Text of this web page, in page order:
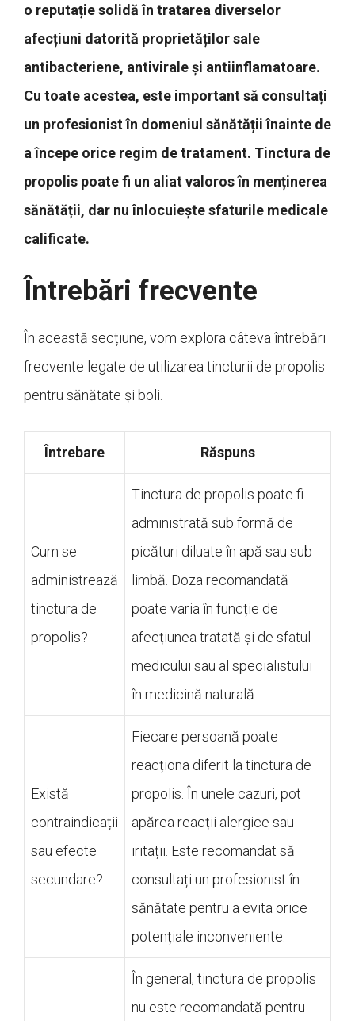
o reputație solidă în tratarea diverselor
afecțiuni datorită proprietăților sale
antibacteriene, antivirale și antiinflamatoare.
Cu toate acestea, este important să consultați
un profesionist în domeniul sănătății înainte de
a începe orice regim de tratament. Tinctura de
propolis poate fi un aliat valoros în menținerea
sănătății, dar nu înlocuiește sfaturile medicale
calificate.
Întrebări frecvente
În această secțiune, vom explora câteva întrebări
frecvente legate de utilizarea tincturii de propolis
pentru sănătate și boli.
Întrebare Răspuns
Cum se
administrează
tinctura de
propolis?
Tinctura de propolis poate fi
administrată sub formă de
picături diluate în apă sau sub
limbă. Doza recomandată
poate varia în funcție de
afecțiunea tratată și de sfatul
medicului sau al specialistului
în medicină naturală.
Există
contraindicații
sau efecte
secundare?
Fiecare persoană poate
reacționa diferit la tinctura de
propolis. În unele cazuri, pot
apărea reacții alergice sau
iritații. Este recomandat să
consultați un profesionist în
sănătate pentru a evita orice
potențiale inconveniente.
În general, tinctura de propolis
nu este recomandată pentru